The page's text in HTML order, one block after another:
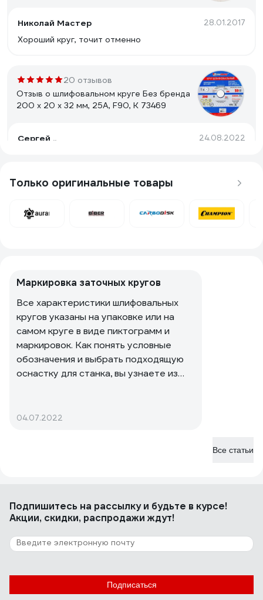
Николай Мастер 28.01.2017
Хороший круг, точит отменно
20 отзывов
Отзыв о шлифовальном круге Без бренда
200 х 20 х 32 мм, 25А, F90, K 73469
Сергей .. 24.08.2022
пишут, что круги кривые, любой круг, надо правильно
установить, настроить и довести. Пластиковая
круга, а дальше он доводится алмазным карандашом.
3 отзыва
Плесниченко Андрей
Только оригинальные товары
Все статьи
Маркировка заточных кругов
Все характеристики шлифовальных
кругов указаны на упаковке или на
самом круге в виде пиктограмм и
маркировок. Как понять условные
обозначения и выбрать подходящую
оснастку для станка, вы узнаете из
04.07.2022
Подпишитесь на рассылкуи будьте в курсе!
Акции, скидки, распродажи ждут!
Подписаться